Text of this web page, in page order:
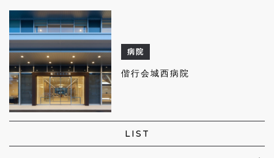
病院
偕行会城西病院
LIST